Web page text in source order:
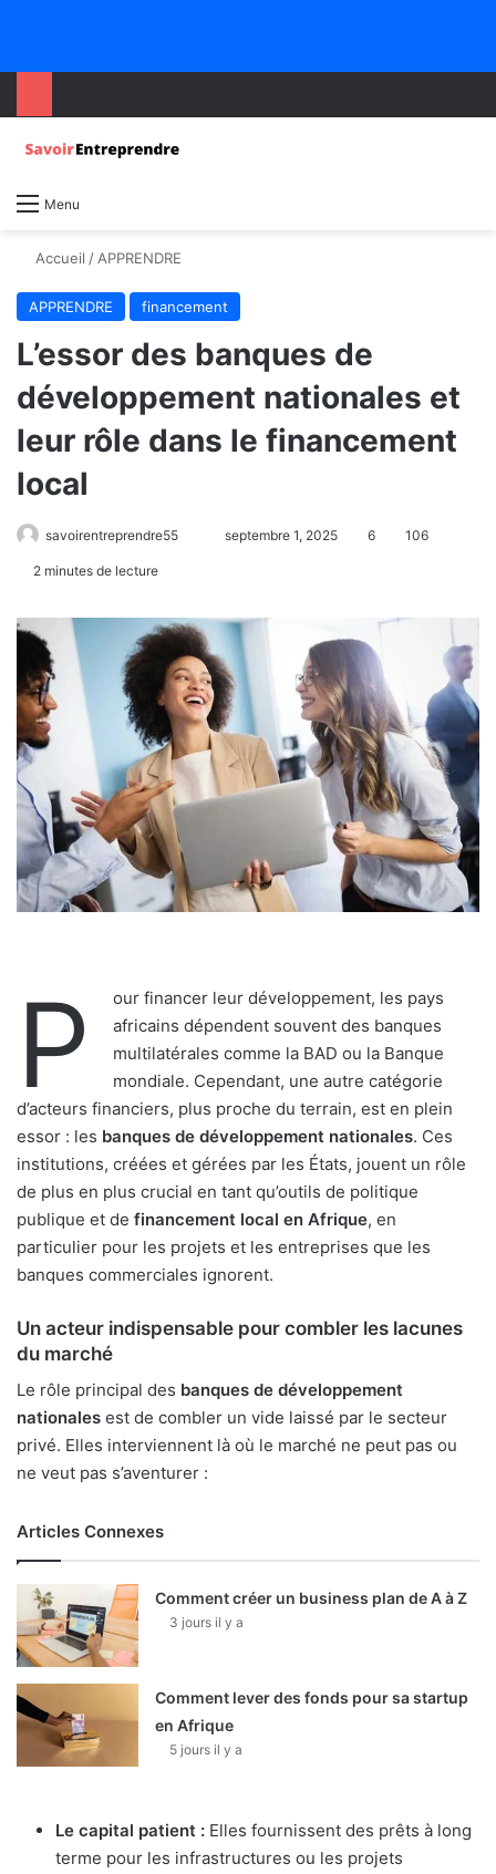
Menu
Accueil /APPRENDRE
APPRENDRE financement
L’essor des banques de
développement nationales et
leur rôle dans le financement
local
savoirentreprendre55 septembre 1, 2025 6 106
2 minutes de lecture
P
our financer leur développement, les pays
africains dépendent souvent des banques
multilatérales comme la BAD ou la Banque
mondiale. Cependant, une autre catégorie
d’acteurs financiers, plus proche du terrain, est en plein
essor : les banques de développement nationales. Ces
institutions, créées et gérées par les États, jouent un rôle
de plus en plus crucial en tant qu’outils de politique
publique et de financement local en Afrique, en
particulier pour les projets et les entreprises que les
banques commerciales ignorent.
Un acteur indispensable pour combler les lacunes
du marché
Le rôle principal des banques de développement
nationales est de combler un vide laissé par le secteur
privé. Elles interviennent là où le marché ne peut pas ou
ne veut pas s’aventurer :
Articles Connexes
Comment créer un business plan de A à Z
3 jours il y a
Comment lever des fonds pour sa startup
en Afrique
5 jours il y a
Le capital patient : Elles fournissent des prêts à long
terme pour les infrastructures ou les projets